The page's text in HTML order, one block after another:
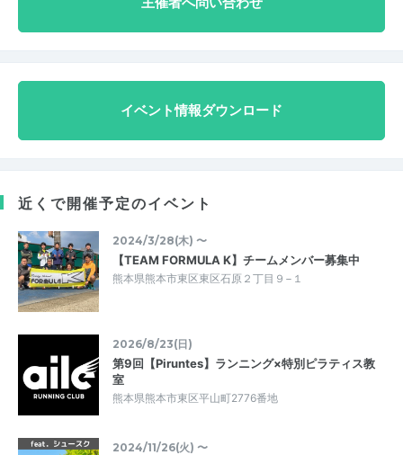
イベント情報ダウンロード
近くで開催予定のイベント
2024/3/28(木) 〜
【TEAM FORMULA K】チームメンバー募集中
熊本県熊本市東区東区石原２丁目９−１
2026/8/23(日)
第9回【Piruntes】ランニング×特別ピラティス教
室
熊本県熊本市東区平山町2776番地
2024/11/26(火) 〜